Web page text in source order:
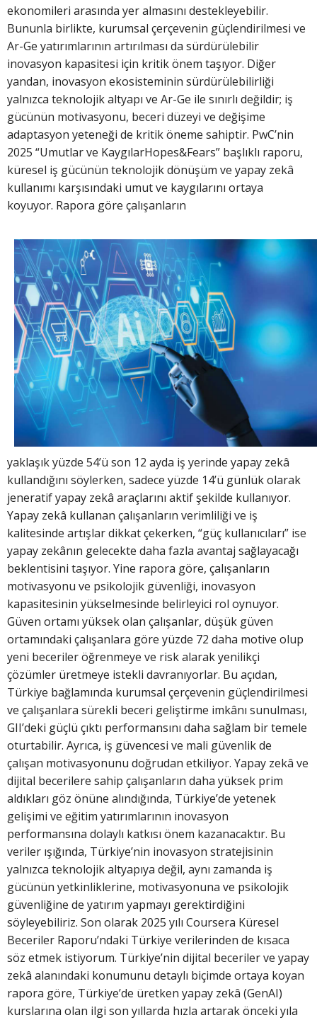
ekonomileri arasında yer almasını destekleyebilir.
Bununla birlikte, kurumsal çerçevenin güçlendirilmesi ve
Ar-Ge yatırımlarının artırılması da sürdürülebilir
inovasyon kapasitesi için kritik önem taşıyor. Diğer
yandan, inovasyon ekosisteminin sürdürülebilirliği
yalnızca teknolojik altyapı ve Ar-Ge ile sınırlı değildir; iş
gücünün motivasyonu, beceri düzeyi ve değişime
adaptasyon yeteneği de kritik öneme sahiptir. PwC’nin
2025 “Umutlar ve KaygılarHopes&Fears” başlıklı raporu,
küresel iş gücünün teknolojik dönüşüm ve yapay zekâ
kullanımı karşısındaki umut ve kaygılarını ortaya
koyuyor. Rapora göre çalışanların
yaklaşık yüzde 54’ü son 12 ayda iş yerinde yapay zekâ
kullandığını söylerken, sadece yüzde 14’ü günlük olarak
jeneratif yapay zekâ araçlarını aktif şekilde kullanıyor.
Yapay zekâ kullanan çalışanların verimliliği ve iş
kalitesinde artışlar dikkat çekerken, “güç kullanıcıları” ise
yapay zekânın gelecekte daha fazla avantaj sağlayacağı
beklentisini taşıyor. Yine rapora göre, çalışanların
motivasyonu ve psikolojik güvenliği, inovasyon
kapasitesinin yükselmesinde belirleyici rol oynuyor.
Güven ortamı yüksek olan çalışanlar, düşük güven
ortamındaki çalışanlara göre yüzde 72 daha motive olup
yeni beceriler öğrenmeye ve risk alarak yenilikçi
çözümler üretmeye istekli davranıyorlar. Bu açıdan,
Türkiye bağlamında kurumsal çerçevenin güçlendirilmesi
ve çalışanlara sürekli beceri geliştirme imkânı sunulması,
GII’deki güçlü çıktı performansını daha sağlam bir temele
oturtabilir. Ayrıca, iş güvencesi ve mali güvenlik de
çalışan motivasyonunu doğrudan etkiliyor. Yapay zekâ ve
dijital becerilere sahip çalışanların daha yüksek prim
aldıkları göz önüne alındığında, Türkiye’de yetenek
gelişimi ve eğitim yatırımlarının inovasyon
performansına dolaylı katkısı önem kazanacaktır. Bu
veriler ışığında, Türkiye’nin inovasyon stratejisinin
yalnızca teknolojik altyapıya değil, aynı zamanda iş
gücünün yetkinliklerine, motivasyonuna ve psikolojik
güvenliğine de yatırım yapmayı gerektirdiğini
söyleyebiliriz. Son olarak 2025 yılı Coursera Küresel
Beceriler Raporu’ndaki Türkiye verilerinden de kısaca
söz etmek istiyorum. Türkiye’nin dijital beceriler ve yapay
zekâ alanındaki konumunu detaylı biçimde ortaya koyan
rapora göre, Türkiye’de üretken yapay zekâ (GenAI)
kurslarına olan ilgi son yıllarda hızla artarak önceki yıla